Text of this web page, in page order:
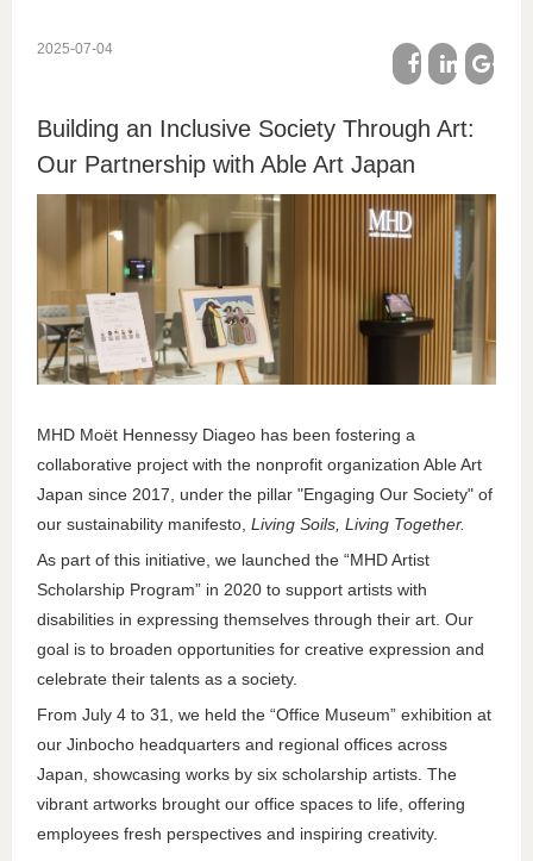
2025-07-04
Building an Inclusive Society Through Art:
Our Partnership with Able Art Japan
MHD Moët Hennessy Diageo has been fostering a
collaborative project with the nonprofit organization Able Art
Japan since 2017, under the pillar "Engaging Our Society" of
our sustainability manifesto,Living Soils, Living Together.
As part of this initiative, we launched the “MHD Artist
Scholarship Program” in 2020 to support artists with
disabilities in expressing themselves through their art. Our
goal is to broaden opportunities for creative expression and
celebrate their talents as a society.
From July 4 to 31, we held the “Office Museum” exhibition at
our Jinbocho headquarters and regional offices across
Japan, showcasing works by six scholarship artists. The
vibrant artworks brought our office spaces to life, offering
employees fresh perspectives and inspiring creativity.